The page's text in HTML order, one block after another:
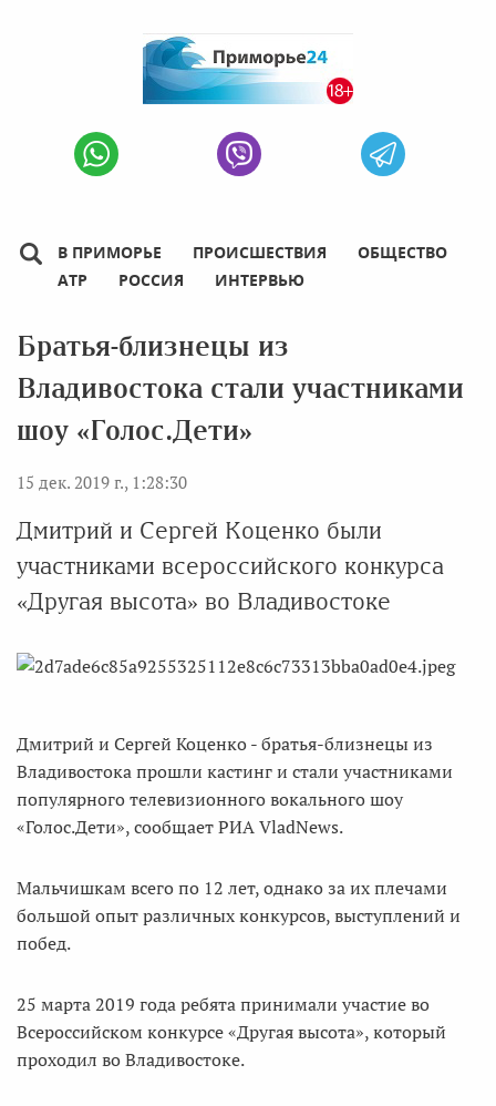
В ПРИМОРЬЕ ПРОИСШЕСТВИЯ
ОБЩЕСТВО
АТР
РОССИЯ ИНТЕРВЬЮ
Братья-близнецы из
Владивостока стали участниками
шоу «Голос.Дети»
15 дек. 2019 г., 1:28:30
Дмитрий и Сергей Коценко были
участниками всероссийского конкурса
«Другая высота» во Владивостоке
Дмитрий и Сергей Коценко - братья-близнецы из
Владивостока прошли кастинг и стали участниками
популярного телевизионного вокального шоу
«Голос.Дети», сообщает РИА VladNews.
Мальчишкам всего по 12 лет, однако за их плечами
большой опыт различных конкурсов, выступлений и
побед.
25 марта 2019 года ребята принимали участие во
Всероссийском конкурсе «Другая высота», который
проходил во Владивостоке.